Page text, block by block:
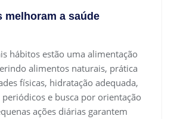
melhoram a saúde
hábitos estão uma alimentação
alimentos naturais, prática
físicas, hidratação adequada,
e busca por orientação
ações diárias garantem